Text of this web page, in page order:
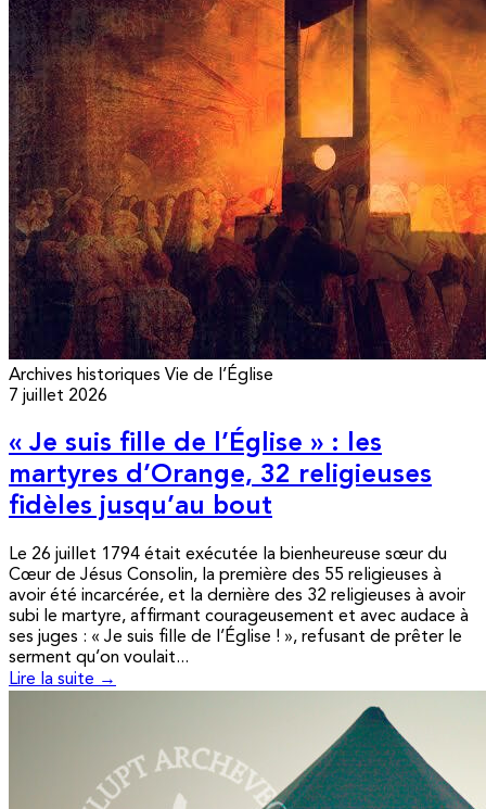
Archives historiques Vie de l’Église
7 juillet 2026
« Je suis fille de l’Église » : les
martyres d’Orange, 32 religieuses
fidèles jusqu’au bout
Le 26 juillet 1794 était exécutée la bienheureuse sœur du
Cœur de Jésus Consolin, la première des 55 religieuses à
avoir été incarcérée, et la dernière des 32 religieuses à avoir
subi le martyre, affirmant courageusement et avec audace à
ses juges : « Je suis fille de l’Église ! », refusant de prêter le
serment qu’on voulait...
Lire la suite →